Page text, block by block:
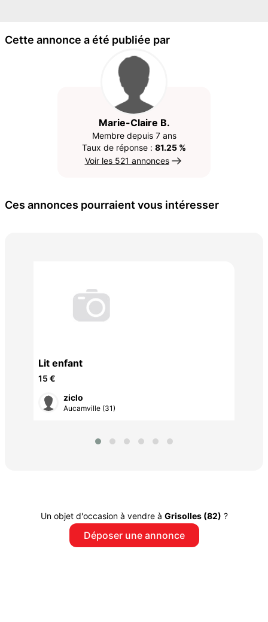
Cette annonce a été publiée par
Marie-Claire B.
Membre depuis 7 ans
Taux de réponse : 81.25 %
Voir les 521 annonces
Ces annonces pourraient vous intéresser
Lit enfant
15 €
ziclo
Aucamville (31)
Un objet d'occasion à vendre à Grisolles (82) ?
Déposer une annonce